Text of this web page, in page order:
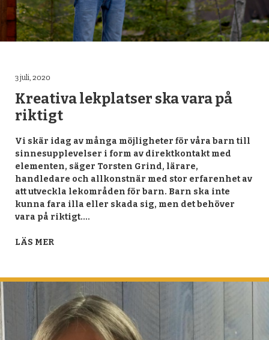
3 juli, 2020
Kreativa lekplatser ska vara på
riktigt
Vi skär idag av många möjligheter för våra barn till
sinnesupplevelser i form av direktkontakt med
elementen, säger Torsten Grind, lärare,
handledare och allkonstnär med stor erfarenhet av
att utveckla lekområden för barn. Barn ska inte
kunna fara illa eller skada sig, men det behöver
vara på riktigt.…
LÄS MER